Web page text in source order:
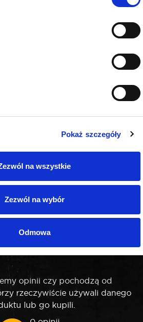
Pokaż szczegóły
na wszystkie
Zezwól na wybór
Odmowa
opinii czy pochodzą od
rzeczywiście używali danego
lub go kupili.